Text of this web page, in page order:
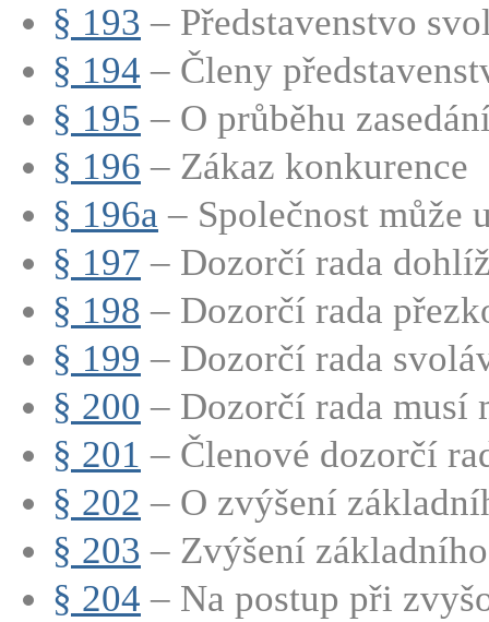
§ 193 – Představenstvo
§ 194 – Členy
§ 195 – O průběhu
§ 196 – Zákaz konkurence
§ 196a – Společnost může
§ 197 – Dozorčí rada
§ 198 – Dozorčí rada
§ 199 – Dozorčí rada
§ 200 – Dozorčí rada musí
§ 201 – Členové dozorčí
§ 202 – O zvýšení
§ 203 – Zvýšení
§ 204 – Na postup při